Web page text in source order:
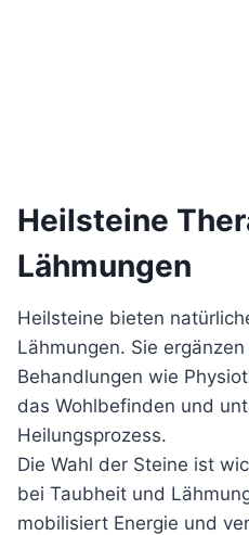
Heilsteine
Lähmungen
Heilsteine bieten
Lähmungen. Sie
Behandlungen wie
das Wohlbefinden und
Heilungsprozess.
Die Wahl der Steine ist
bei Taubheit und
mobilisiert Energie und